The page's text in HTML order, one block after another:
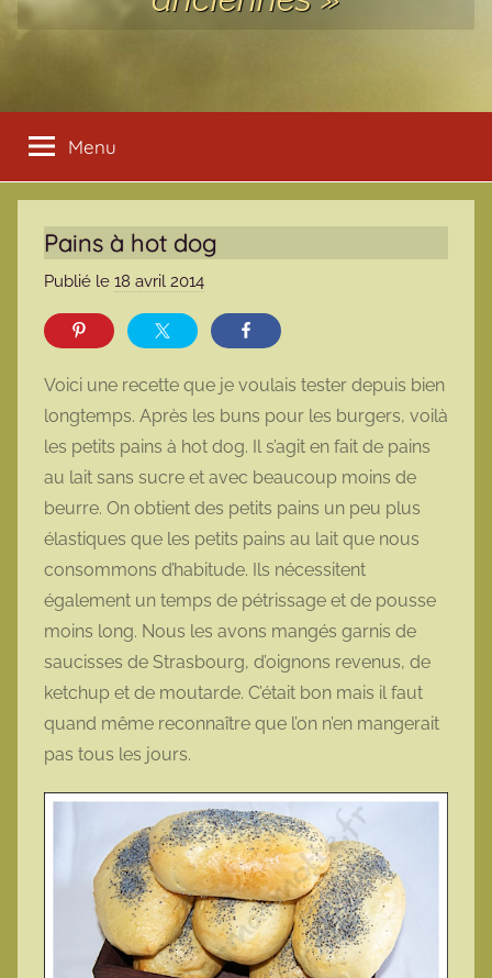
Menu
Pains à hot dog
Publié le 18 avril 2014
a
r
m
o
t
t
e
Voici une recette que je voulais tester depuis bien
longtemps. Après les buns pour les burgers, voilà
les petits pains à hot dog. Il s’agit en fait de pains
au lait sans sucre et avec beaucoup moins de
beurre. On obtient des petits pains un peu plus
élastiques que les petits pains au lait que nous
consommons d’habitude. Ils nécessitent
également un temps de pétrissage et de pousse
moins long. Nous les avons mangés garnis de
saucisses de Strasbourg, d’oignons revenus, de
ketchup et de moutarde. C’était bon mais il faut
quand même reconnaître que l’on n’en mangerait
pas tous les jours.